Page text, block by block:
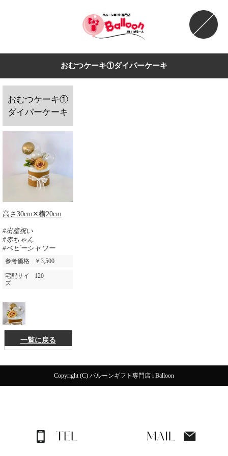
おむつケーキ①ダイパーケーキ
おむつケーキ①
ダイパーケーキ
高さ30cm✕横20cm
#出産祝い
#赤ちゃん
#ベビーシャワー
参考価格 ￥3,500
宅配サイ
ズ
120
一覧に戻る
Copyright (C) バルーンギフト専門店 i Balloon